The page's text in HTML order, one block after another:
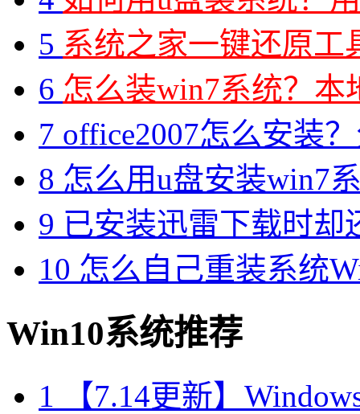
5 系统之家一键还原工
6 怎么装win7系统？本
7 office2007怎么安装
8 怎么用u盘安装win7
9 已安装迅雷下载时却
10 怎么自己重装系统
Win10系统推荐
1
【7.14更新】